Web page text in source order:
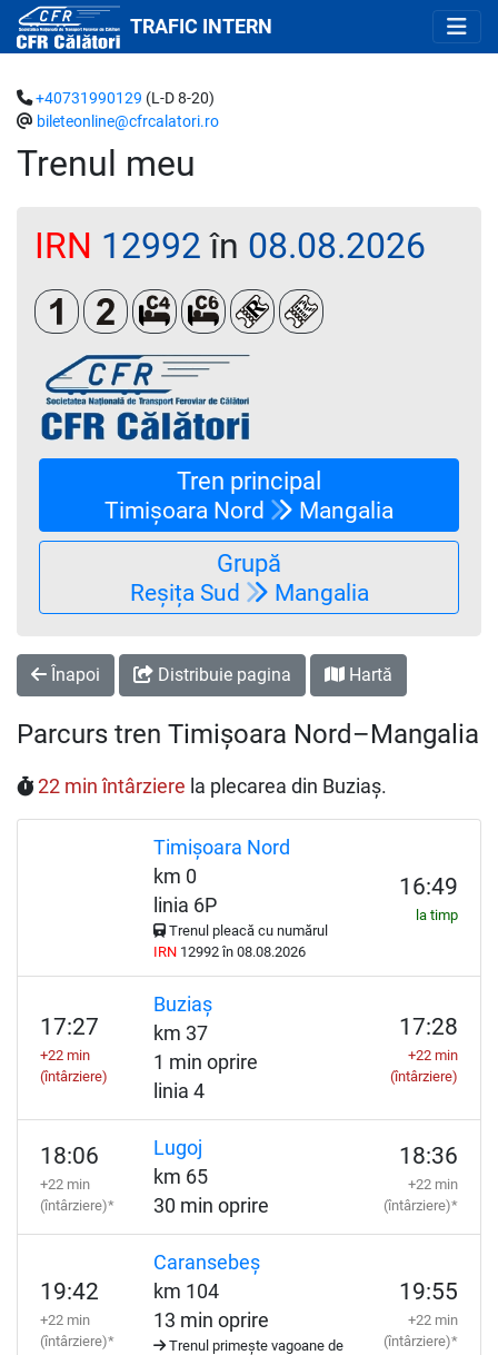
TRAFIC INTERN
Trenul meu
+40731990129 (L-D 8-20)
bileteonline@cfrcalatori.ro
IRN 12992 în 08.08.2026
Clasa 1Clasa a 2-aCușetă 4 paturi
Cușetă 6 paturi
Loc rezervat (biletul se
Loc rezervat (opțional)
Tren principal
Timișoara Nord Mangalia
Grupă
Reșița Sud Mangalia
Înapoi Distribuie pagina Hartă
Parcurs tren Timișoara Nord–Mangalia
22 min întârziere la plecarea din Buziaș.
Timișoara Nord
km 0
linia 6P
Trenul pleacă cu numărul
IRN12992 în 08.08.2026
16:49
la timp
17:27
+22 min
(întârziere)
Buziaș
km 37
1 min oprire
linia 4
17:28
+22 min
(întârziere)
18:06
+22 min
(întârziere)*
Lugoj
km 65
30 min oprire
18:36
+22 min
(întârziere)*
19:42
+22 min
(întârziere)*
Caransebeș
km 104
13 min oprire
Trenul primește vagoane de
19:55
+22 min
(întârziere)*